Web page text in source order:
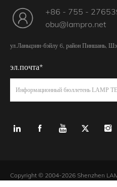
+86 - 755 -
obu@lampro.net
ул.Ланьцзин-бэйлу 6, район Пиншань,
эл.почта*
Информационный бюллетень LAMP
Copyright © 2004-2026 Shenzhen